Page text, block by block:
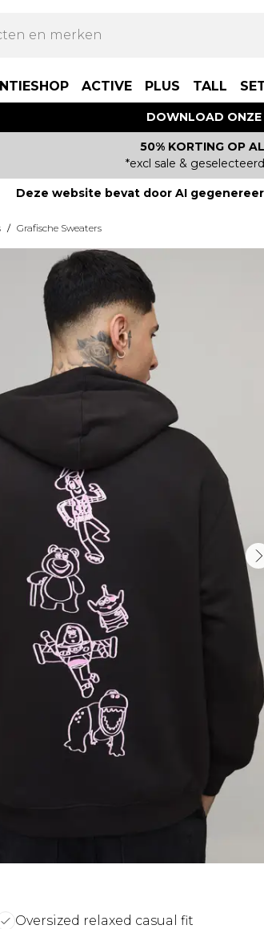
ACTIVE PLUS TALL
DOWNLOAD ONZE
50% KORTING OP
*excl sale &
Deze website bevat door AI
/ Grafische Sweaters
Oversized relaxed casual fit